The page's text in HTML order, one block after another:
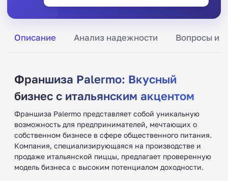
Описание Анализ надежности Вопросы и
Франшиза Palermo: Вкусный
бизнес с итальянским акцентом
Франшиза Palermo представляет собой уникальную
возможность для предпринимателей, мечтающих о
собственном бизнесе в сфере общественного питания.
Компания, специализирующаяся на производстве и
продаже итальянской пиццы, предлагает проверенную
модель бизнеса с высоким потенциалом доходности.